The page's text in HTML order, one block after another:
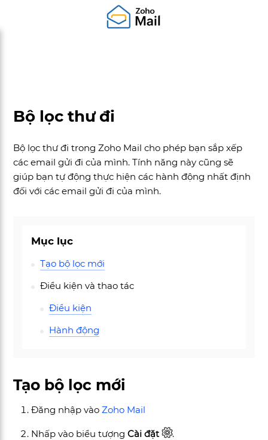
Bộ lọc thư đi
Bộ lọc thư đi trong Zoho Mail cho phép bạn sắp xếp
các email gửi đi của mình. Tính năng này cũng sẽ
giúp bạn tự động thực hiện các hành động nhất định
đối với các email gửi đi của mình.
Mục lục
Tạo bộ lọc mới
Điều kiện và thao tác
Điều kiện
Hành động
Tạo bộ lọc mới
Đăng nhập vàoZoho Mail
Nhấp vào biểu tượngCài đặt
.